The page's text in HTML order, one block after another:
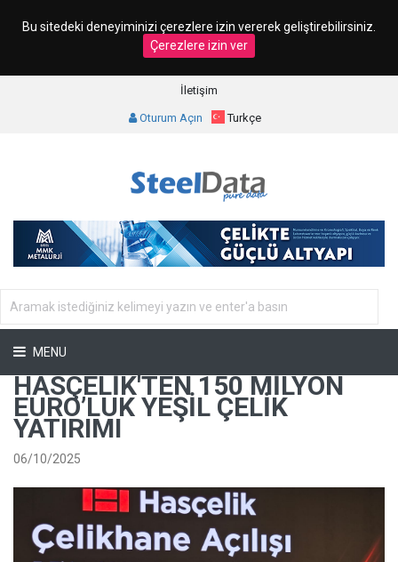
Bu sitedeki deneyiminizi çerezlere izin vererek geliştirebilirsiniz.
Çerezlere izin ver
İletişim
Oturum Açın Turkçe
MENU
HASÇELIK'TEN 150 MILYON
EURO’LUK YEŞIL ÇELIK
YATIRIMI
06/10/2025